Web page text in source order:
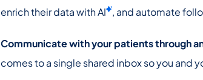
enrich their data withAI , and automate
Communicate with your patients through
comes to a single shared inbox so you and